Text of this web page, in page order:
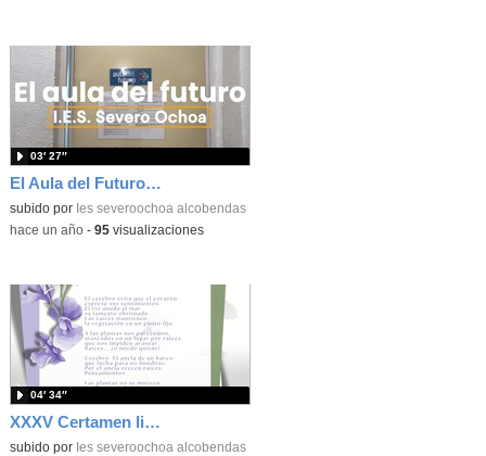
El Aula del Futuro del IES SEVERO OCHOA ALCOBENDAS
subido por Ies severoochoa alcobendas
03′ 27″
-hace un año- 95visualizaciones
XXXV Certamen literario
subido por Ies severoochoa alcobendas
04′ 34″